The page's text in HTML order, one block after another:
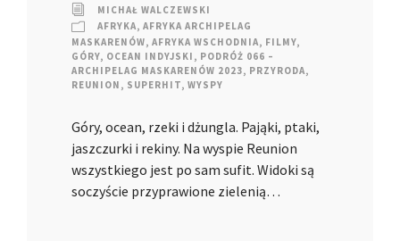
MICHAŁ WALCZEWSKI
AFRYKA, AFRYKA ARCHIPELAG
MASKARENÓW, AFRYKA WSCHODNIA, FILMY,
GÓRY, OCEAN INDYJSKI , PODRÓŻ 066 –
ARCHIPELAG MASKARENÓW 2023, PRZYRODA,
REUNION , SUPERHIT, WYSPY
Góry, ocean, rzeki i dżungla. Pająki, ptaki,
jaszczurki i rekiny. Na wyspie Reunion
wszystkiego jest po sam sufit. Widoki są
soczyście przyprawione zielenią…